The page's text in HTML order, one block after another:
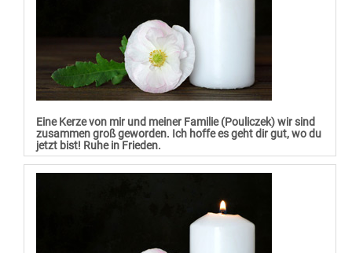
Eine Kerze von mir und meiner Familie (Pouliczek) wir sind
zusammen groß geworden. Ich hoffe es geht dir gut, wo du
jetzt bist! Ruhe in Frieden.